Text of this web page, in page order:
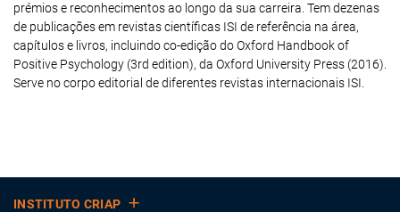
prémios e reconhecimentos ao longo da sua carreira. Tem dezenas
de publicações em revistas científicas ISI de referência na área,
capítulos e livros, incluindo co-edição do Oxford Handbook of
Positive Psychology (3rd edition), da Oxford University Press (2016).
Serve no corpo editorial de diferentes revistas internacionais ISI.
INSTITUTO CRIAP